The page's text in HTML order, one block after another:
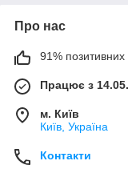
Про нас
91% позитивних
Працює з
м. Київ
Київ, Україна
Контакти